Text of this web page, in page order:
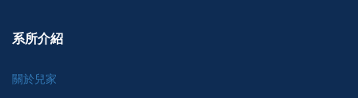
系所介紹
關於兒家